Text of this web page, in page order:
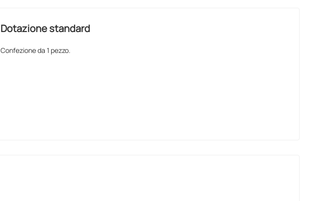
Dotazione standard
Confezione da 1 pezzo.